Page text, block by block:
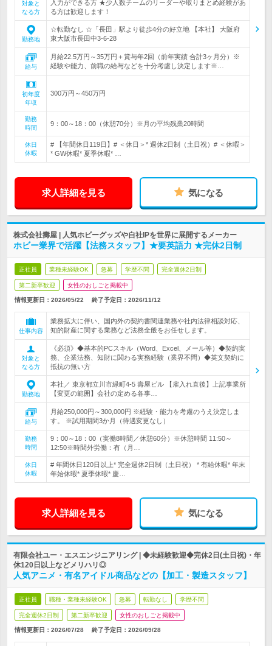
対象と
なる方
入力ができる方 ★少人数チームのリーダーや取りまとめ経験があ
る方は歓迎します！
勤務地
☆転勤なし ☆「長田」駅より徒歩4分の好立地 【本社】 大阪府
東大阪市長田中3-6-28
給与
月給22.5万円～35万円＋賞与年2回（前年実績 合計3ヶ月分）※
経験や能力、前職の給与などを十分考慮し決定します※…
初年度
年収
300万円～450万円
勤務
時間
9：00～18：00（休憩70分）※月の平均残業20時間
休日
休暇
# 【年間休日119日】# ＜休日＞* 週休2日制（土日祝）# ＜休暇＞
* GW休暇* 夏季休暇* …
求人詳細を見る 気になる
株式会社壽屋 | 人気ホビーグッズや自社IPを世界に展開するメーカー
ホビー業界で活躍【法務スタッフ】★要英語力 ★完休2日制
正社員 業種未経験OK 急募 学歴不問 完全週休2日制
第二新卒歓迎 女性のおしごと掲載中
情報更新日：2026/05/22 終了予定日： 2026/11/12
仕事内容
業務拡大に伴い、国内外の契約書関連業務や社内法律相談対応、
知的財産に関する業務など法務全般をお任せします。
対象と
なる方
《必須》◆基本的PCスキル（Word、Excel、メール等）◆契約実
務、企業法務、知財に関わる実務経験（業界不問）◆英文契約に
抵抗の無い方
勤務地
本社／ 東京都立川市緑町4-5 壽屋ビル 【雇入れ直後】上記事業所
【変更の範囲】会社の定める各事…
給与
月給250,000円～300,000円 ※経験・能力を考慮のうえ決定しま
す。 ※試用期間3か月（待遇変更なし）
勤務
時間
9：00～18：00（実働8時間／休憩60分）※休憩時間 11:50～
12:50※時間外労働：有（月…
休日
休暇
# 年間休日120日以上* 完全週休2日制（土日祝） * 有給休暇* 年末
年始休暇* 夏季休暇* 慶…
求人詳細を見る 気になる
有限会社ユー・エスエンジニアリング | ◆未経験歓迎◆完休2日(土日祝)・年
休120日以上などメリハリ◎
人気アニメ・有名アイドル商品などの【加工・製造スタッフ】
正社員 職種・業種未経験OK 急募 転勤なし 学歴不問
完全週休2日制 第二新卒歓迎 女性のおしごと掲載中
情報更新日：2026/07/28 終了予定日： 2026/09/28